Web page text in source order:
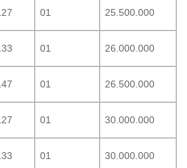
01 25.500.000
01 26.000.000
01 26.500.000
01 30.000.000
01 30.000.000